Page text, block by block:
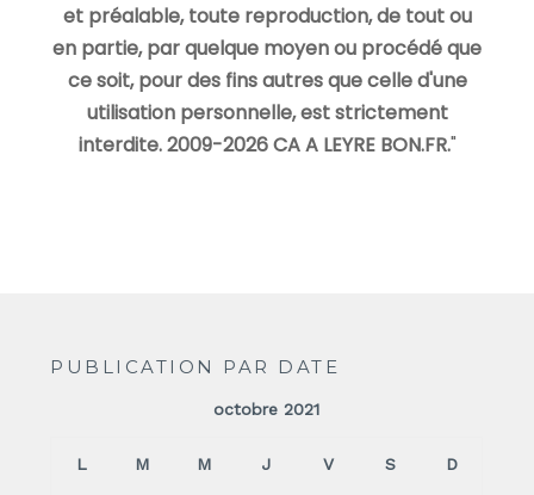
et préalable, toute reproduction, de tout ou
en partie, par quelque moyen ou procédé que
ce soit, pour des fins autres que celle d'une
utilisation personnelle, est strictement
interdite. 2009-2026 CA A LEYRE BON.FR."
PUBLICATION PAR DATE
octobre 2021
L M M J V S D